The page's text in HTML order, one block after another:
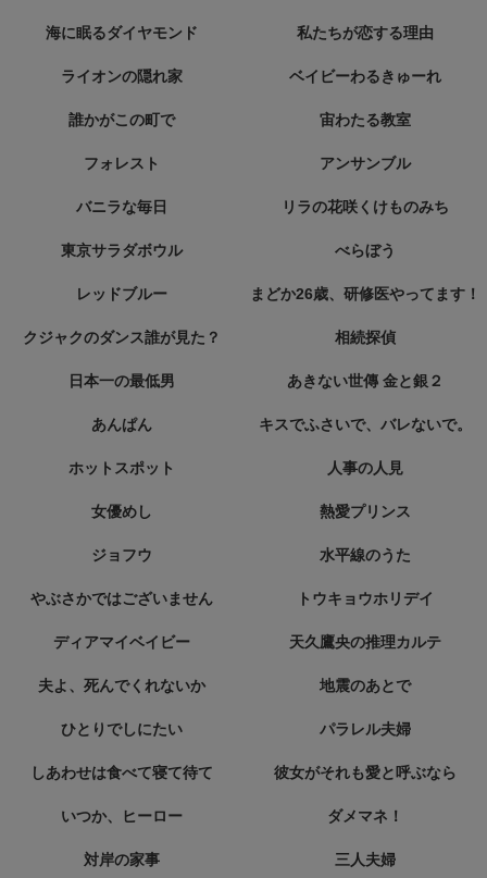
海に眠るダイヤモンド 私たちが恋する理由
ライオンの隠れ家 ベイビーわるきゅーれ
誰かがこの町で 宙わたる教室
フォレスト アンサンブル
バニラな毎日 リラの花咲くけものみち
東京サラダボウル べらぼう
レッドブルー まどか26歳、研修医やってます！
クジャクのダンス誰が見た？ 相続探偵
日本一の最低男 あきない世傳 金と銀２
あんぱん キスでふさいで、バレないで。
ホットスポット 人事の人見
女優めし 熱愛プリンス
ジョフウ 水平線のうた
やぶさかではございません トウキョウホリデイ
ディアマイベイビー 天久鷹央の推理カルテ
夫よ、死んでくれないか 地震のあとで
ひとりでしにたい パラレル夫婦
しあわせは食べて寝て待て 彼女がそれも愛と呼ぶなら
いつか、ヒーロー ダメマネ！
対岸の家事 三人夫婦